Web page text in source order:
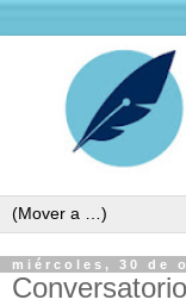
miércoles, 30 de